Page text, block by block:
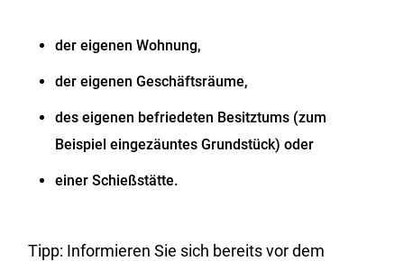
der eigenen Wohnung,
der eigenen Geschäftsräume,
des eigenen befriedeten Besitztums (zum
Beispiel eingezäuntes Grundstück) oder
einer Schießstätte.
Tipp: Informieren Sie sich bereits vor dem